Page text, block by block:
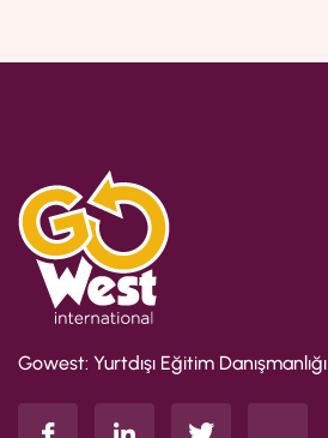
Gowest: Yurtdışı Eğitim Danışmanlığı